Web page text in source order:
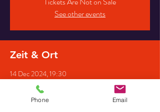
See other events
Zeit & Ort
14 Dec 2024, 19:30
26871 Papenburg, Deutschland, Nikolaikirche
,Hauptkanal Rechts 45
Phone Email